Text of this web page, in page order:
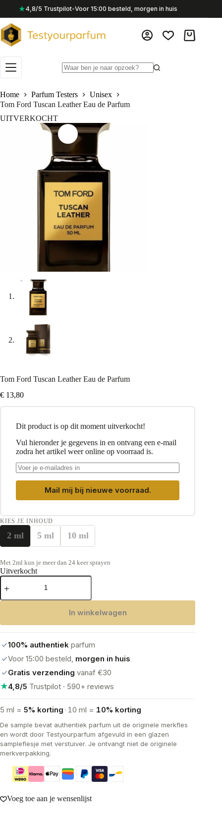
inhoud
★4,8/5 Trustpilot•Voor 15:00 besteld, morgen in huis
Home
Parfum Testers
Unisex
Tom Ford Tuscan Leather Eau de Parfum
UITVERKOCHT
Tom Ford Tuscan Leather Eau de Parfum
€ 13,80
Dit product is op dit moment uitverkocht!
Vul hieronder je gegevens in en ontvang een e-mail
zodra het artikel weer online op voorraad is.
Mail mij bij nieuwe voorraad.
KIES JE INHOUD
2 ml 5 ml 10 ml
Met 2ml kun je meer dan 24 keer sprayen
Uitverkocht
Tom
Ford
Leather
In winkelwagen
✓100% authentiek parfum
✓Voor 15:00 besteld, morgen in huis
✓Gratis verzending vanaf €30
★4,8/5 Trustpilot · 590+ reviews
5 ml = 5% korting · 10 ml = 10% korting
De sample bevat authentiek parfum uit de originele merkfles
en wordt door Testyourparfum afgevuld in een glazen
sampleflesje met verstuiver. Je ontvangt niet de originele
merkverpakking.
Voeg toe aan je wensenlijst